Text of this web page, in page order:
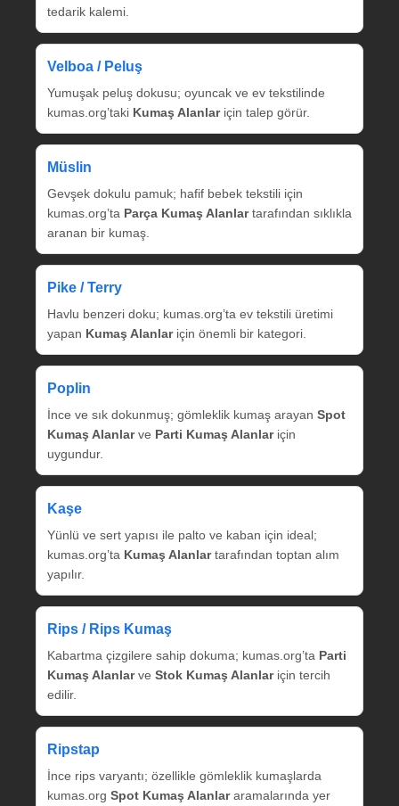
tedarik kalemi.
Velboa / Peluş
Yumuşak peluş dokusu; oyuncak ve ev tekstilinde
kumas.org’taki Kumaş Alanlariçin talep görür.
Müslin
Gevşek dokulu pamuk; hafif bebek tekstili için
kumas.org’ta Parça Kumaş Alanlartarafından sıklıkla
aranan bir kumaş.
Pike / Terry
Havlu benzeri doku; kumas.org’ta ev tekstili üretimi
yapan Kumaş Alanlariçin önemli bir kategori.
Poplin
İnce ve sık dokunmuş; gömleklik kumaş arayan Spot
Kumaş Alanlarve Parti Kumaş Alanlariçin
uygundur.
Kaşe
Yünlü ve sert yapısı ile palto ve kaban için ideal;
kumas.org’ta Kumaş Alanlartarafından toptan alım
yapılır.
Rips / Rips Kumaş
Kabartma çizgilere sahip dokuma; kumas.org’ta Parti
Kumaş Alanlarve Stok Kumaş Alanlariçin tercih
edilir.
Ripstap
İnce rips varyantı; özellikle gömleklik kumaşlarda
kumas.org Spot Kumaş Alanlararamalarında yer